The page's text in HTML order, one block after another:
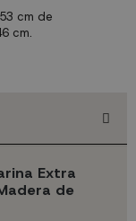
cm de
cm.
Extra
de